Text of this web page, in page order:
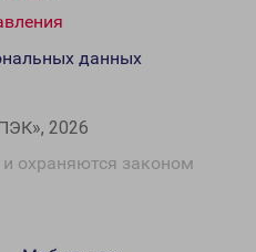
2026
охраняются законом
данных